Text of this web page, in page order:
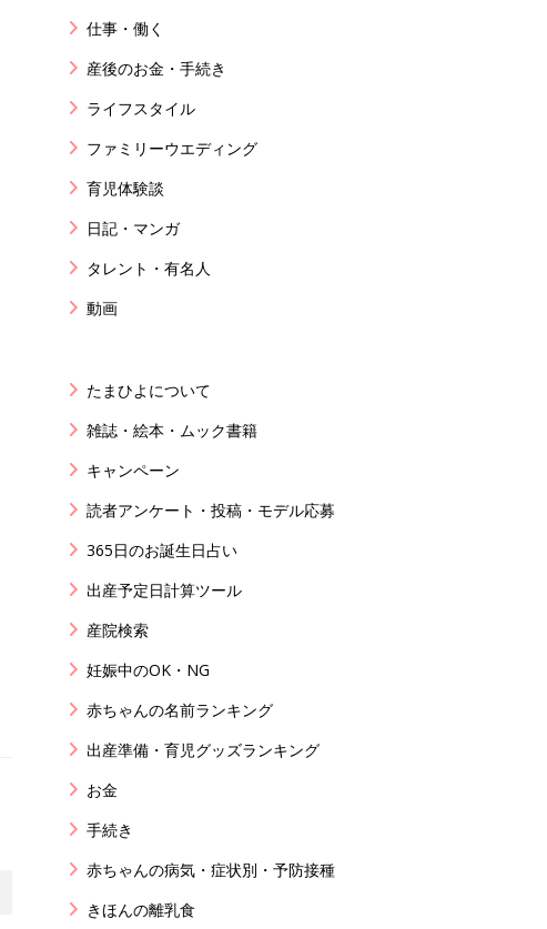
仕事・働く
産後のお金・手続き
ライフスタイル
ファミリーウエディング
育児体験談
日記・マンガ
タレント・有名人
動画
たまひよについて
雑誌・絵本・ムック書籍
キャンペーン
読者アンケート・投稿・モデル応募
365日のお誕生日占い
出産予定日計算ツール
産院検索
妊娠中のOK・NG
赤ちゃんの名前ランキング
出産準備・育児グッズランキング
お金
手続き
赤ちゃんの病気・症状別・予防接種
きほんの離乳食